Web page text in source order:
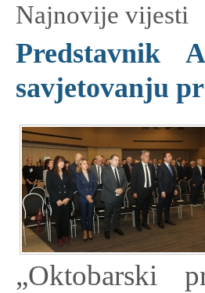
Najnovije vijesti
Predstavnik
savjetovanju
„Oktobarski